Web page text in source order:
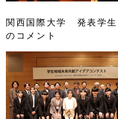
関西国際大学 発表学生
のコメント